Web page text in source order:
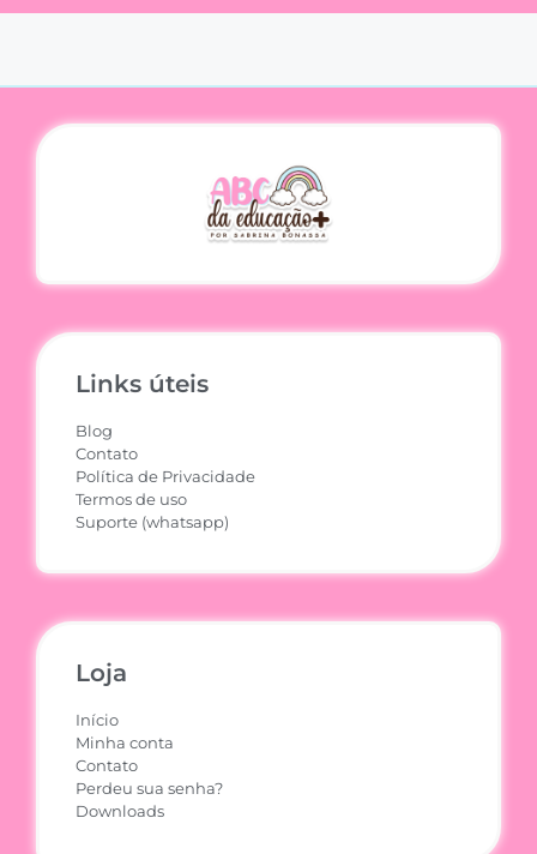
Links úteis
Blog
Contato
Política de Privacidade
Termos de uso
Suporte (whatsapp)
Loja
Início
Minha conta
Contato
Perdeu sua senha?
Downloads